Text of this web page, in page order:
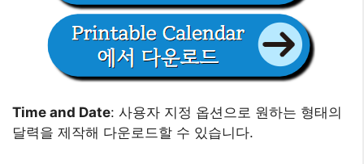
Time and Date: 사용자 지정 옵션으로 원하는 형태의
달력을 제작해 다운로드할 수 있습니다.